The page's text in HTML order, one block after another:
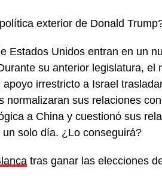
exterior de Donald
Estados Unidos entran en un
su anterior legislatura, el
irrestricto a Israel
sus relaciones
a China y cuestionó sus
solo día. ¿Lo conseguirá?
tras ganar las elecciones